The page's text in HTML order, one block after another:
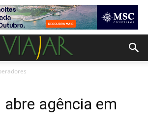
abre agência em